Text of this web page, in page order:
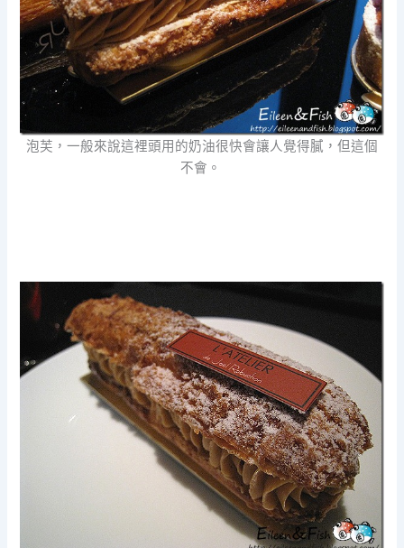
泡芙，一般來說這裡頭用的奶油很快會讓人覺得膩，但這個
不會。